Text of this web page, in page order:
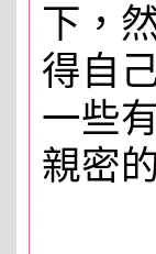
下，
得自
一些
親密